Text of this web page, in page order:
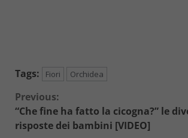
Tags: Fiori Orchidea
Continue
Reading
Previous:
“Che fine ha fatto la cicogna?” le
risposte dei bambini [VIDEO]